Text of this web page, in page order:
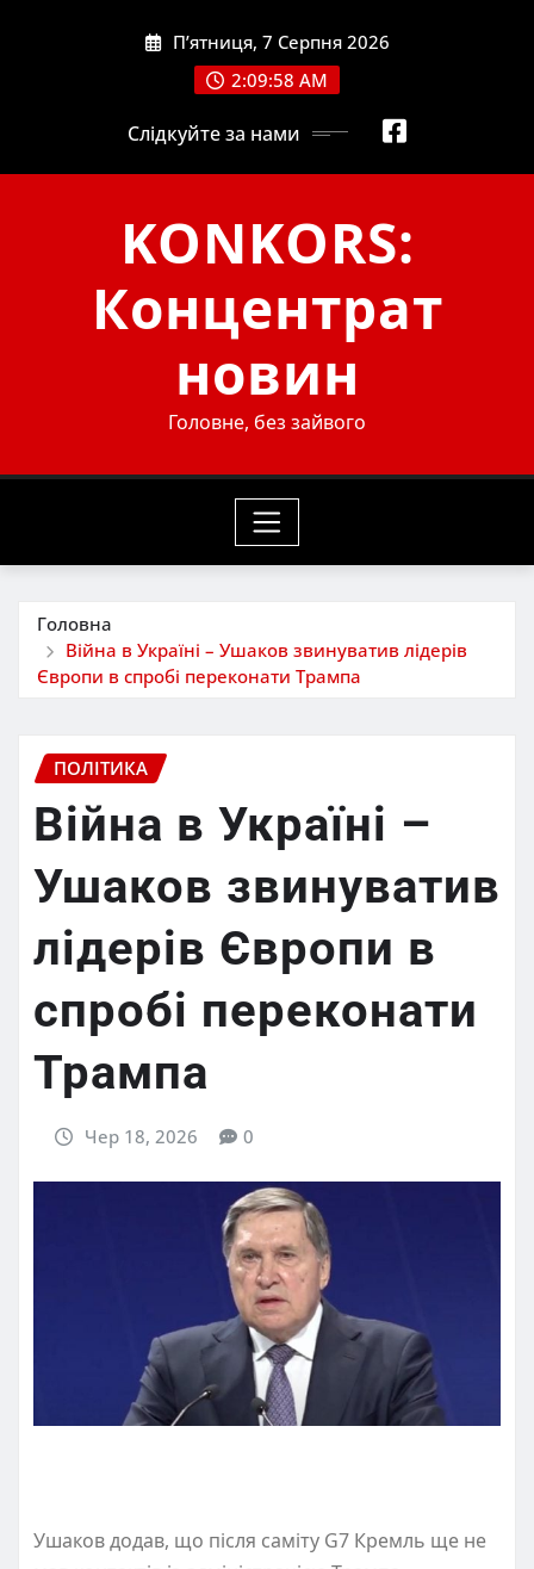
П’ятниця, 7 Серпня 2026
2:09:59 AM
Слідкуйте за нами
KONKORS:
Концентрат
новин
Головне, без зайвого
Головна
Війна в Україні – Ушаков звинуватив лідерів
Європи в спробі переконати Трампа
ПОЛІТИКА
Війна в Україні –
Ушаков звинуватив
лідерів Європи в
спробі переконати
Трампа
Чер 18, 2026 0
Ушаков додав, що після саміту G7 Кремль ще не